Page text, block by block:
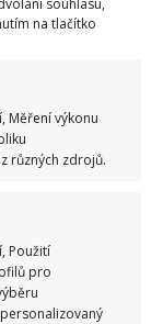
souhlasu,
na tlačítko
Měření výkonu
různých zdrojů.
Použití
pro